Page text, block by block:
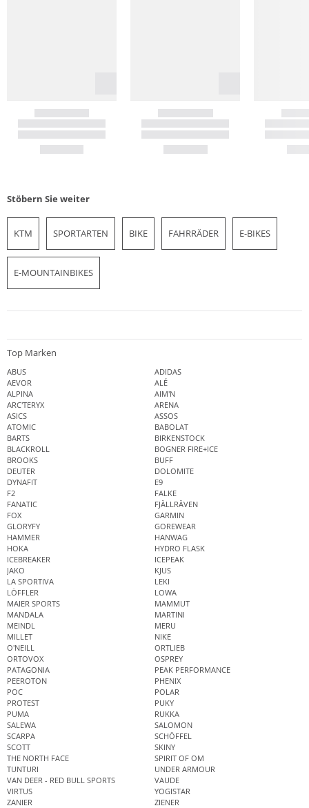
Stöbern Sie weiter
KTM SPORTARTEN BIKE FAHRRÄDER E-BIKES
E-MOUNTAINBIKES
Top Marken
ABUS
ADIDAS
AEVOR
ALÉ
ALPINA
AIM'N
ARC'TERYX
ARENA
ASICS
ASSOS
ATOMIC
BABOLAT
BARTS
BIRKENSTOCK
BLACKROLL
BOGNER FIRE+ICE
BROOKS
BUFF
DEUTER
DOLOMITE
DYNAFIT
E9
F2
FALKE
FANATIC
FJÄLLRÄVEN
FOX
GARMIN
GLORYFY
GOREWEAR
HAMMER
HANWAG
HOKA
HYDRO FLASK
ICEBREAKER
ICEPEAK
JAKO
KJUS
LA SPORTIVA
LEKI
LÖFFLER
LOWA
MAIER SPORTS
MAMMUT
MANDALA
MARTINI
MEINDL
MERU
MILLET
NIKE
O'NEILL
ORTLIEB
ORTOVOX
OSPREY
PATAGONIA
PEAK PERFORMANCE
PEEROTON
PHENIX
POC
POLAR
PROTEST
PUKY
PUMA
RUKKA
SALEWA
SALOMON
SCARPA
SCHÖFFEL
SCOTT
SKINY
THE NORTH FACE
SPIRIT OF OM
TUNTURI
UNDER ARMOUR
VAN DEER - RED BULL SPORTS
VAUDE
VIRTUS
YOGISTAR
ZANIER
ZIENER